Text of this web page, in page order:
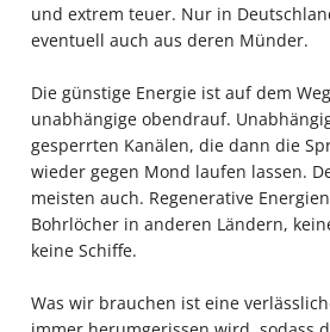
und extrem teuer. Nur in
eventuell auch aus deren Münder.
Die günstige Energie ist auf dem
unabhängige obendrauf.
gesperrten Kanälen, die dann die
wieder gegen Mond laufen lassen.
meisten auch. Regenerative
Bohrlöcher in anderen Ländern,
keine Schiffe.
Was wir brauchen ist eine